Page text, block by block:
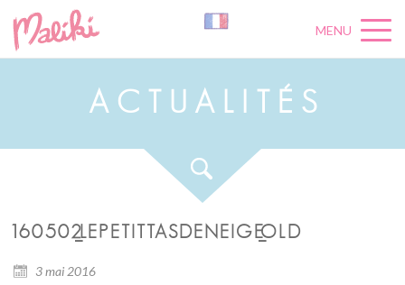
MENU
A C U A L É S
160502_LEPETITTASDENEIGE_OLD
3 mai 2016